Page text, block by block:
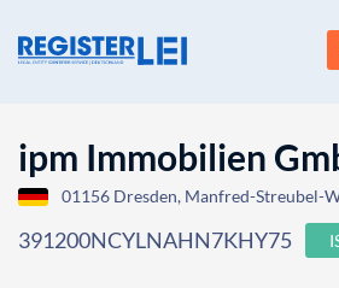
ipm Immobilien
01156 Dresden, Manfred-Streubel-
391200NCYLNAHN7KHY75